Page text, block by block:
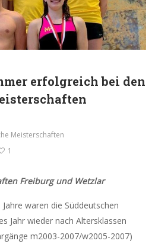
erfolgreich bei den
Meisterschaften
1
Freiburg und Wetzlar
waren die Süddeutschen
Jahr wieder nach Altersklassen
m2003-2007/w2005-2007)